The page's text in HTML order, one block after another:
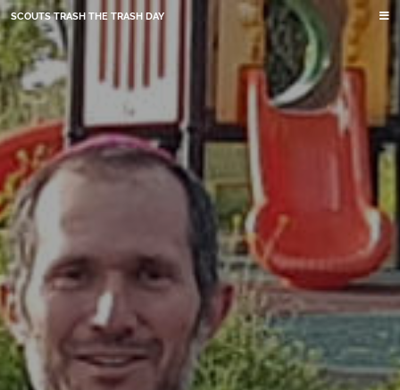
SCOUTS TRASH THE TRASH DAY